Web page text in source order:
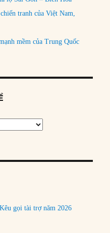
tranh của Việt Nam,
mềm của Trung Quốc
gọi tài trợ năm 2026